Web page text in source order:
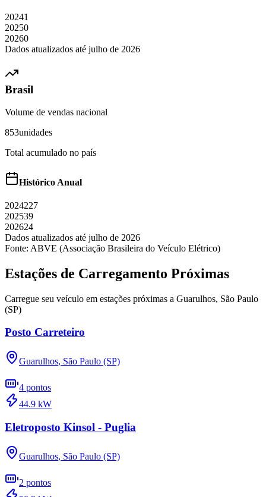
20241
20250
20260
Dados atualizados até julho de 2026
Brasil
Volume de vendas nacional
853unidades
Total acumulado no país
Histórico Anual
2024227
202539
202624
Dados atualizados até julho de 2026
Fonte: ABVE (Associação Brasileira do Veículo Elétrico)
Estações de Carregamento Próximas
Carregue seu veículo em estações próximas a Guarulhos, São Paulo
(SP)
Posto Carreteiro
Guarulhos, São Paulo (SP)
4 pontos
44.9 kW
Eletroposto Kinsol - Puglia
Guarulhos, São Paulo (SP)
2 pontos